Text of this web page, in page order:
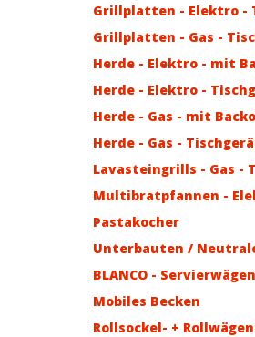
Grillplatten - Elektro -
Grillplatten - Gas -
Herde - Elektro - mit
Herde - Elektro -
Herde - Gas - mit
Herde - Gas -
Lavasteingrills - Gas -
Multibratpfannen -
Pastakocher
Unterbauten /
BLANCO - Servierwägen
Mobiles Becken
Rollsockel- + Rollwägen